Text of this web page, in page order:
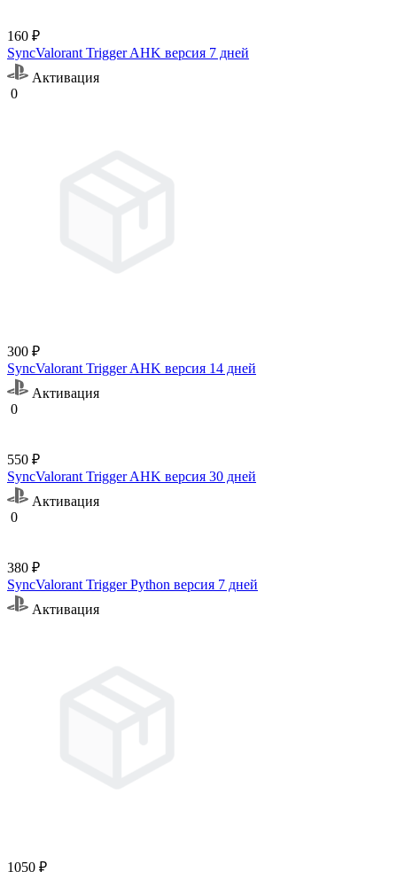
160 ₽
SyncValorant Trigger AHK версия 7 дней
Активация
0
300 ₽
SyncValorant Trigger AHK версия 14 дней
Активация
0
550 ₽
SyncValorant Trigger AHK версия 30 дней
Активация
0
380 ₽
SyncValorant Trigger Python версия 7 дней
Активация
1050 ₽